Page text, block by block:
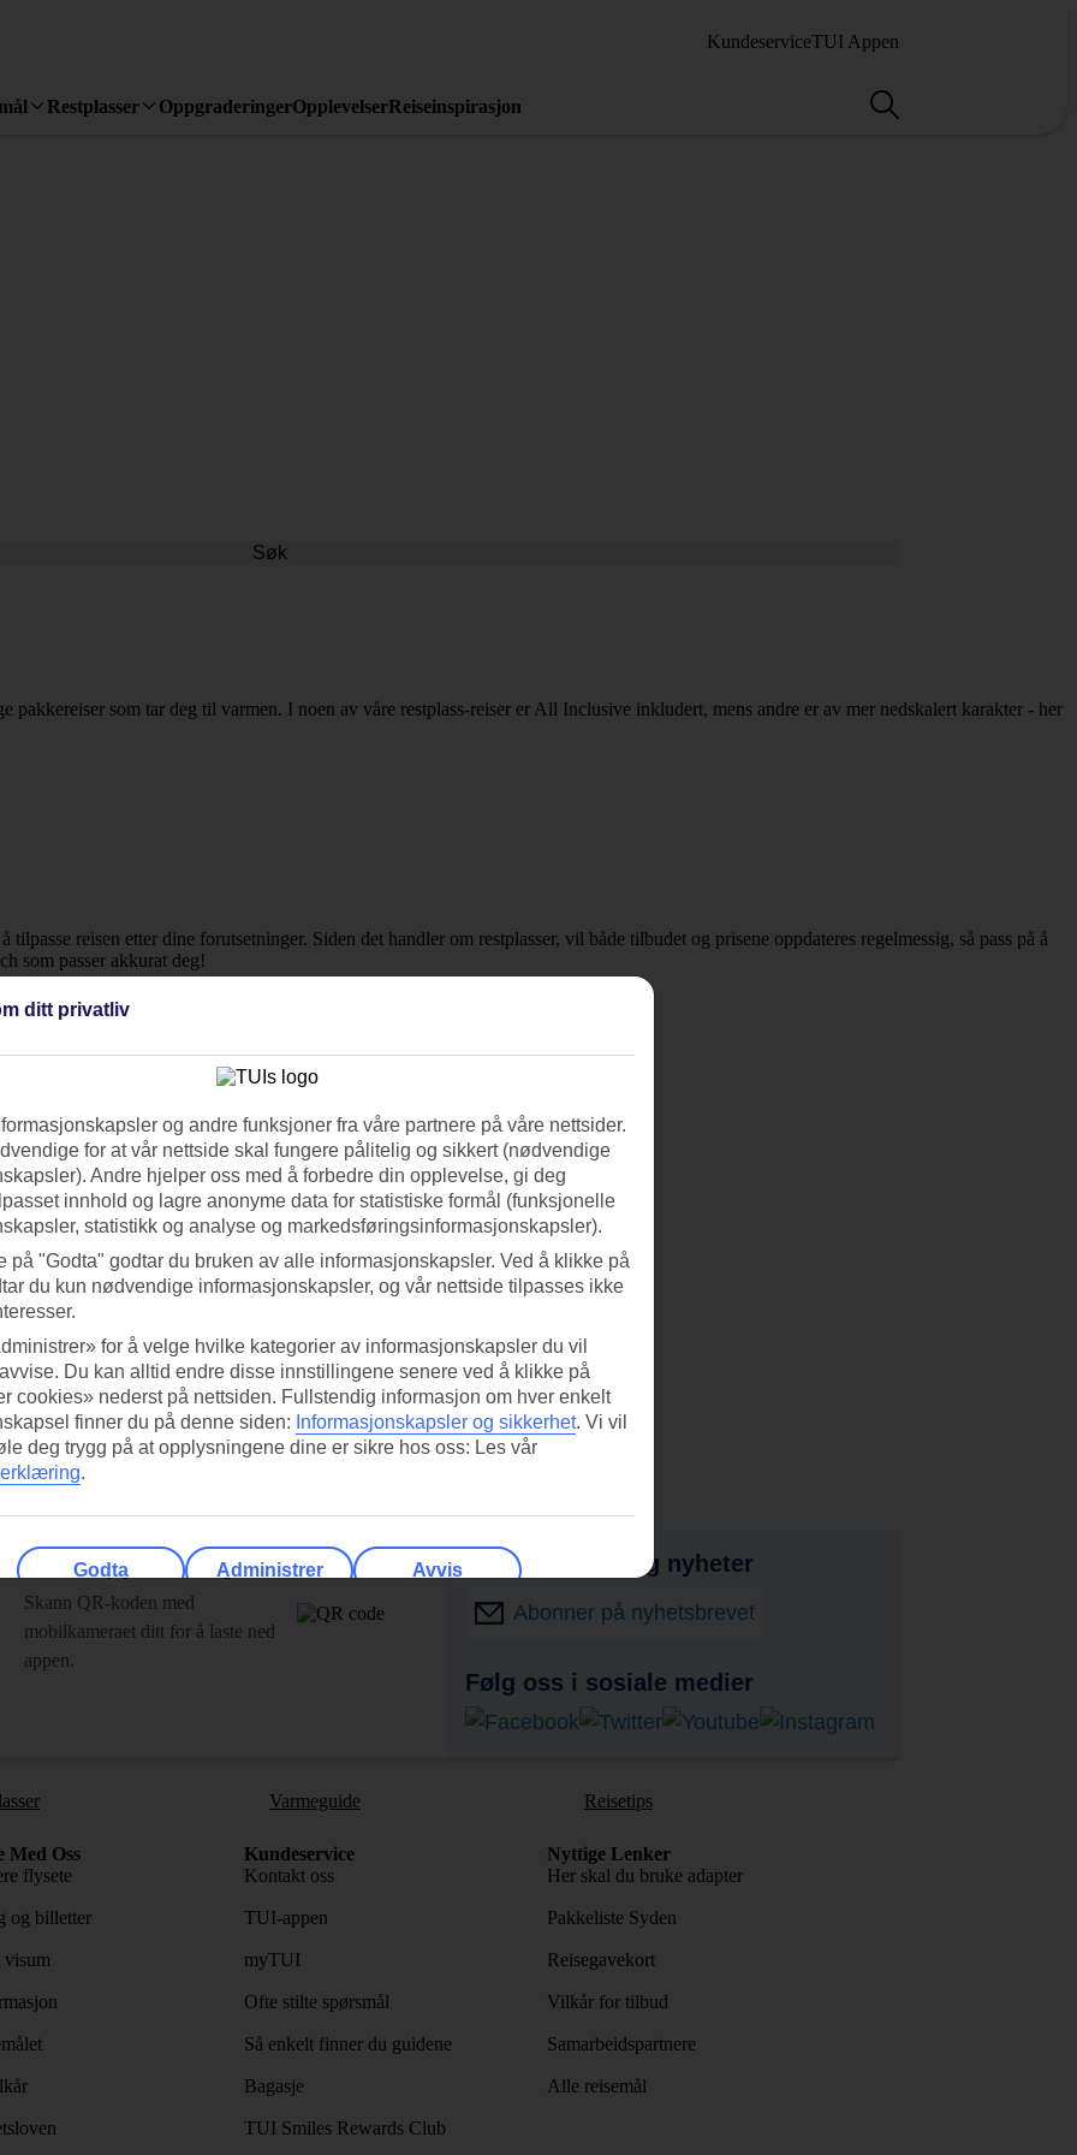
KundeserviceTUI Appen
Restplasser OppgraderingerOpplevelserReiseinspirasjon
Søk
pakkereiser som tar deg til varmen. I noen av våre restplass-reiser er All Inclusive inkludert, mens andre er av mer nedskalert karakter - her
reisen etter dine forutsetninger. Siden det handler om restplasser, vil både tilbudet og prisene oppdateres regelmessig, så pass på å
som passer akkurat deg!
TUI-appen i dag!
Skann QR-koden med
mobilkameraet ditt for å laste ned
appen.
Få tilbud, tips og nyheter
Abonner på nyhetsbrevet
Følg oss i sosiale medier
Varmeguide Reisetips
Med Oss
flysete
og billetter
visum
Kundeservice
Kontakt oss
TUI-appen
myTUI
Ofte stilte spørsmål
Så enkelt finner du guidene
Bagasje
TUI Smiles Rewards Club
Nyttige Lenker
Her skal du bruke adapter
Pakkeliste Syden
Reisegavekort
Vilkår for tilbud
Samarbeidspartnere
Alle reisemål
ditt privatliv
og andre funksjoner fra våre partnere på våre nettsider.
for at vår nettside skal fungere pålitelig og sikkert (nødvendige
Andre hjelper oss med å forbedre din opplevelse, gi deg
innhold og lagre anonyme data for statistiske formål (funksjonelle
statistikk og analyse og markedsføringsinformasjonskapsler).
på "Godta" godtar du bruken av alle informasjonskapsler. Ved å klikke på
du kun nødvendige informasjonskapsler, og vår nettside tilpasses ikke
for å velge hvilke kategorier av informasjonskapsler du vil
Du kan alltid endre disse innstillingene senere ved å klikke på
cookies» nederst på nettsiden. Fullstendig informasjon om hver enkelt
finner du på denne siden: Informasjonskapsler og sikkerhet. Vi vil
deg trygg på at opplysningene dine er sikre hos oss: Les vår
.
Godta Administrer Avvis